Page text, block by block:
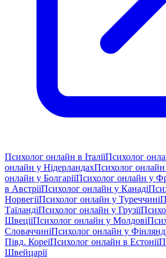
Психолог онлайн в ІталіїПсихолог
онлайн у НідерландахПсихолог онлайн
онлайн у БолгаріїПсихолог онлайн у
в АвстріїПсихолог онлайн у Канаді
НорвегіїПсихолог онлайн у Туреччині
ТаїландіПсихолог онлайн у Грузії
ШвеціїПсихолог онлайн у Молдові
СловаччиніПсихолог онлайн у
Півд. КореїПсихолог онлайн в Естонії
Швейцарії